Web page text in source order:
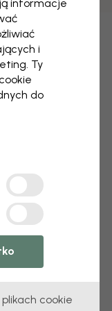
motyw
informacje
i
Ty
do
cookie